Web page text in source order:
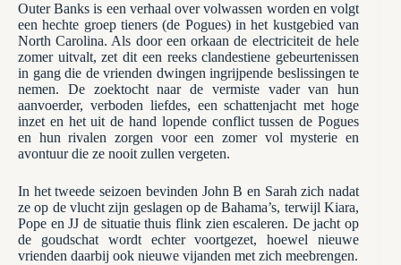
Outer Banks is een verhaal over volwassen worden en volgt
een hechte groep tieners (de Pogues) in het kustgebied van
North Carolina. Als door een orkaan de electriciteit de hele
zomer uitvalt, zet dit een reeks clandestiene gebeurtenissen
in gang die de vrienden dwingen ingrijpende beslissingen te
nemen. De zoektocht naar de vermiste vader van hun
aanvoerder, verboden liefdes, een schattenjacht met hoge
inzet en het uit de hand lopende conflict tussen de Pogues
en hun rivalen zorgen voor een zomer vol mysterie en
avontuur die ze nooit zullen vergeten.
In het tweede seizoen bevinden John B en Sarah zich nadat
ze op de vlucht zijn geslagen op de Bahama’s, terwijl Kiara,
Pope en JJ de situatie thuis flink zien escaleren. De jacht op
de goudschat wordt echter voortgezet, hoewel nieuwe
vrienden daarbij ook nieuwe vijanden met zich meebrengen.